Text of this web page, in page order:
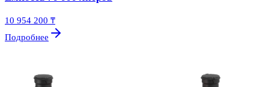
10 954 200 ₸
Подробнее